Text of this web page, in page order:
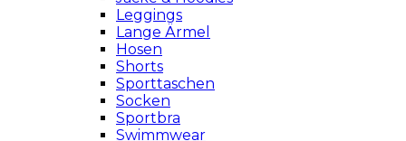
Leggings
Lange Ärmel
Hosen
Shorts
Sporttaschen
Socken
Sportbra
Swimmwear